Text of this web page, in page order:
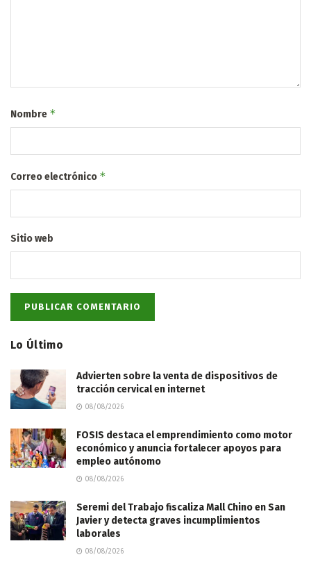
Nombre *
Correo electrónico *
Sitio web
Lo Último
Advierten sobre la venta de dispositivos de
tracción cervical en internet
08/08/2026
FOSIS destaca el emprendimiento como motor
económico y anuncia fortalecer apoyos para
empleo autónomo
08/08/2026
Seremi del Trabajo fiscaliza Mall Chino en San
Javier y detecta graves incumplimientos
laborales
08/08/2026